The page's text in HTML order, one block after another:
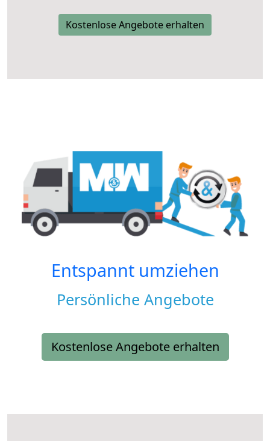
Kostenlose Angebote erhalten
Entspannt umziehen
Persönliche Angebote
Kostenlose Angebote erhalten